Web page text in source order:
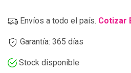
Envíos a todo el país. Cotizar
Garantía: 365 días
Stock disponible